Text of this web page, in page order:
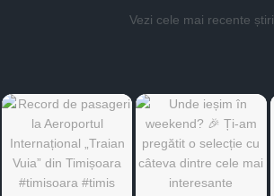
Vezi cele mai recente știri